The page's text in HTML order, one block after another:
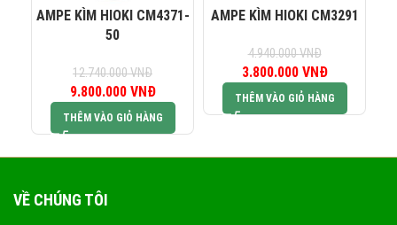
AMPE KÌM HIOKI CM4371-
50
12.740.000VNĐ
Giá gốc là:
12.740.000 VNĐ.
9.800.000 VNĐ
Giá hiện tại là:
9.800.000 VNĐ.
THÊM VÀO GIỎ HÀNG
AMPE KÌM HIOKI CM3291
4.940.000VNĐ
Giá gốc là:
4.940.000 VNĐ.
3.800.000 VNĐ
3.800.000
THÊM VÀO GIỎ HÀNG
VỀ CHÚNG TÔI